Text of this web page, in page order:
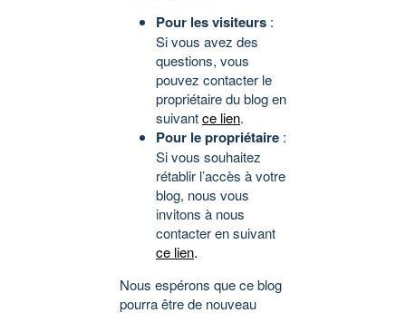
Pour les visiteurs :
Si vous avez des
questions, vous
pouvez contacter le
propriétaire du blog en
suivantce lien.
Pour le propriétaire :
Si vous souhaitez
rétablir l’accès à votre
blog, nous vous
invitons à nous
contacter en suivant
ce lien.
Nous espérons que ce blog
pourra être de nouveau